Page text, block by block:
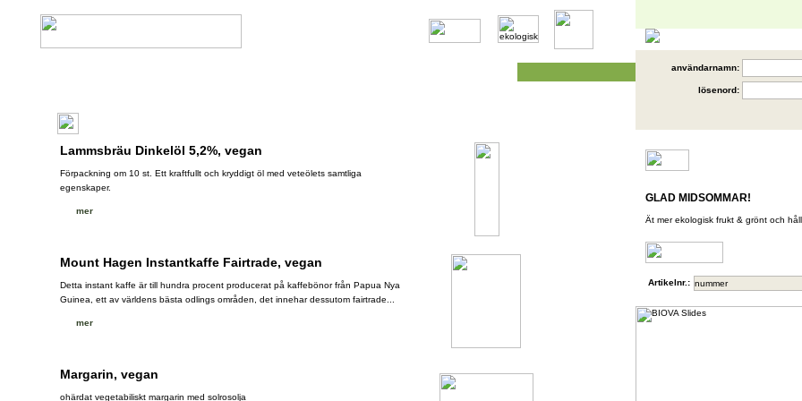
användarnamn:
lösenord:
GLAD MIDSOMMAR!
Ät mer ekologisk frukt & grönt och
Artikelnr.:
Lammsbräu Dinkelöl 5,2%, vegan
Förpackning om 10 st. Ett kraftfullt och kryddigt öl med veteölets samtliga
egenskaper.
mer
Mount Hagen Instantkaffe Fairtrade, vegan
Detta instant kaffe är till hundra procent producerat på kaffebönor från Papua Nya
Guinea, ett av världens bästa odlings områden, det innehar dessutom fairtrade...
mer
Margarin, vegan
ohärdat vegetabiliskt margarin med solrosolja